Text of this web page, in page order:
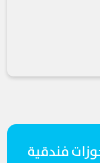
فندقية